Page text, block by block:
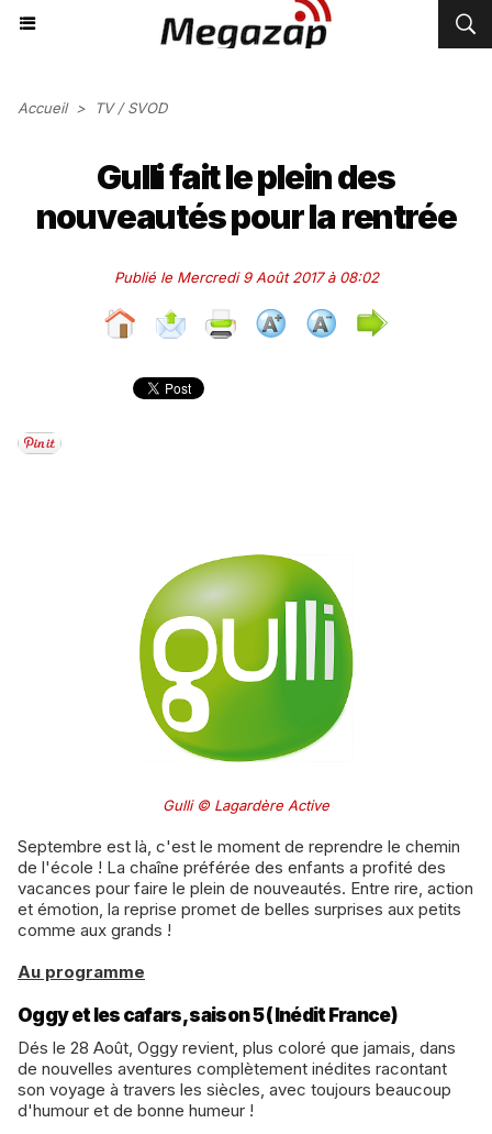
Accueil > TV / SVOD
Gulli fait le plein des
nouveautés pour la rentrée
Publié le Mercredi 9 Août 2017 à 08:02
Gulli © Lagardère Active
Septembre est là, c'est le moment de reprendre le chemin
de l'école ! La chaîne préférée des enfants a profité des
vacances pour faire le plein de nouveautés. Entre rire, action
et émotion, la reprise promet de belles surprises aux petits
comme aux grands !
Au programme
Oggy et les cafars, saison 5 (Inédit France)
Dés le 28 Août, Oggy revient, plus coloré que jamais, dans
de nouvelles aventures complètement inédites racontant
son voyage à travers les siècles, avec toujours beaucoup
d'humour et de bonne humeur !